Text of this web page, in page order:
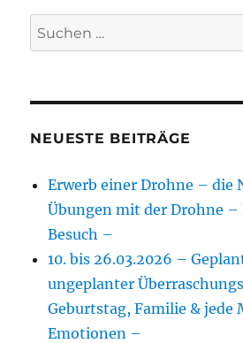
Suchen
nach:
NEUESTE BEITRÄGE
Erwerb einer Drohne – die
Übungen mit der Drohne –
Besuch –
10. bis 26.03.2026 –
ungeplanter
Geburtstag, Familie & jede
Emotionen –